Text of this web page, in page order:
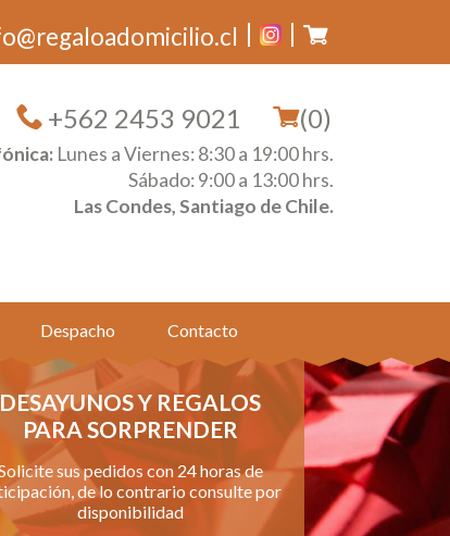
+562 2453 9021 (0)
Lunes a Viernes: 8:30 a 19:00 hrs.
Sábado: 9:00 a 13:00 hrs.
Las Condes, Santiago de Chile.
Despacho Contacto
DESAYUNOS Y REGALOS
PARA SORPRENDER
sus pedidos con 24 horas de
de lo contrario consulte por
disponibilidad